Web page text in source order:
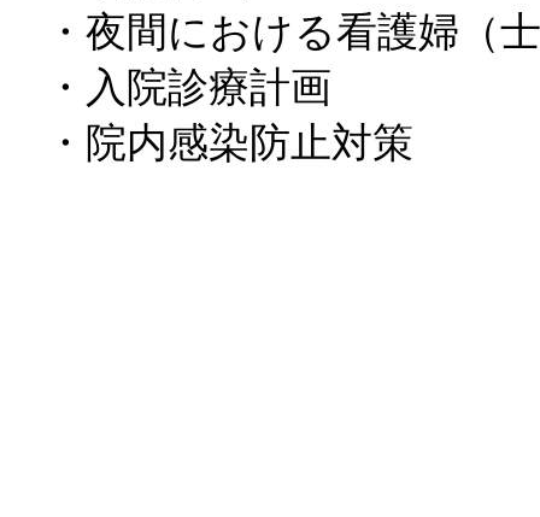
・夜間における看護婦（
・入院診療計画
・院内感染防止対策